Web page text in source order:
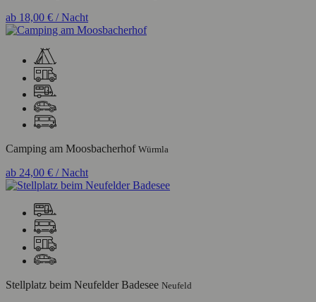
ab 18,00 € / Nacht
Camping am Moosbacherhof Würmla
ab 24,00 € / Nacht
Stellplatz beim Neufelder Badesee Neufeld